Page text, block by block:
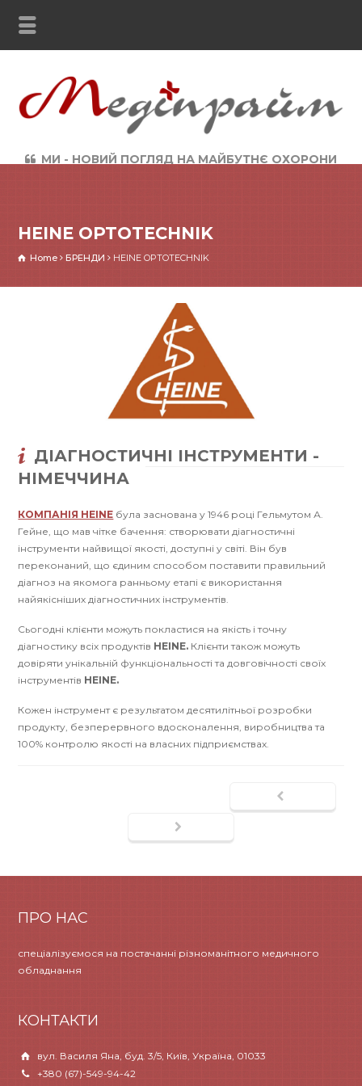
МИ - НОВИЙ ПОГЛЯД НА МАЙБУТНЄ ОХОРОНИ
HEINE OPTOTECHNIK
Home БРЕНДИ HEINE OPTOTECHNIK
ДІАГНОСТИЧНІ ІНСТРУМЕНТИ -
НІМЕЧЧИНА
КОМПАНІЯ HEINE була заснована у 1946 році Гельмутом А.
Гейне, що мав чітке бачення: створювати діагностичні
інструменти найвищої якості, доступні у світі. Він був
переконаний, що єдиним способом поставити правильний
діагноз на якомога ранньому етапі є використання
найякісніших діагностичних інструментів.
Сьогодні клієнти можуть покластися на якість і точну
діагностику всіх продуктів HEINE. Клієнти також можуть
довіряти унікальній функціональності та довговічності своїх
інструментів HEINE.
Кожен інструмент є результатом десятилітньої розробки
продукту, безперервного вдосконалення, виробництва та
100% контролю якості на власних підприємствах.
ПРО НАС
спеціалізуємося на постачанні різноманітного медичного
обладнання
КОНТАКТИ
вул. Василя Яна, буд. 3/5, Київ, Україна, 01033
+380 (67)-549-94-42